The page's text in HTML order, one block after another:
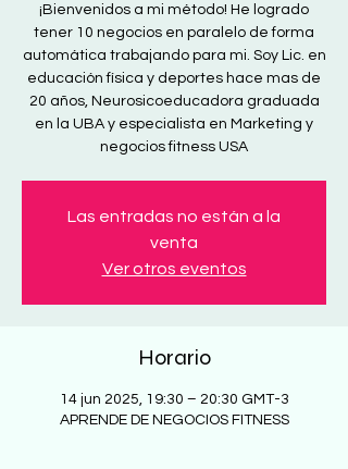
¡Bienvenidos a mi método! He logrado
tener 10 negocios en paralelo de forma
automática trabajando para mi. Soy Lic. en
educación física y deportes hace mas de
20 años, Neurosicoeducadora graduada
en la UBA y especialista en Marketing y
negocios fitness USA
Las entradas no están a la
venta
Ver otros eventos
Horario
14 jun 2025, 19:30 – 20:30 GMT-3
APRENDE DE NEGOCIOS FITNESS